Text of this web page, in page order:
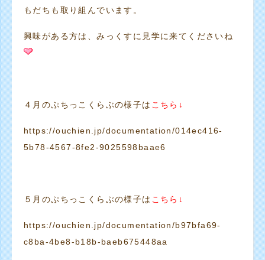
もだちも取り組んでいます。
興味がある方は、みっくすに見学に来てくださいね
４月のぷちっこくらぶの様子は こちら↓
https://ouchien.jp/documentation/014ec416-
5b78-4567-8fe2-9025598baae6
５月のぷちっこくらぶの様子は こちら↓
https://ouchien.jp/documentation/b97bfa69-
c8ba-4be8-b18b-baeb675448aa